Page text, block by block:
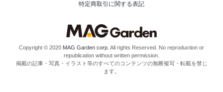
特定商取引に関する表記
Copyright © 2020 MAG Garden corp. All rights Reserved. No reproduction or
republication without written permission.
掲載の記事・写真・イラスト等のすべてのコンテンツの無断複写・転載を禁じ
ます。